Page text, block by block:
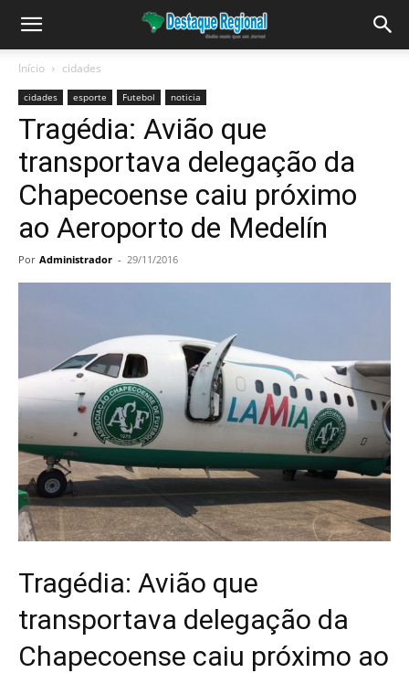
Início cidades
cidades esporte Futebol noticia
Tragédia: Avião que
transportava delegação da
Chapecoense caiu próximo
ao Aeroporto de Medelín
Por Administrador - 29/11/2016
Tragédia: Avião que
transportava delegação da
Chapecoense caiu próximo ao